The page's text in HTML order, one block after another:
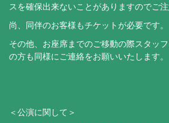
スを確保出来ないことがありますのでご注
尚、同伴のお客様もチケットが必要です。
その他、お座席までのご移動の際スタッ
の方も同様にご連絡をお願いいたします。
＜公演に関して＞